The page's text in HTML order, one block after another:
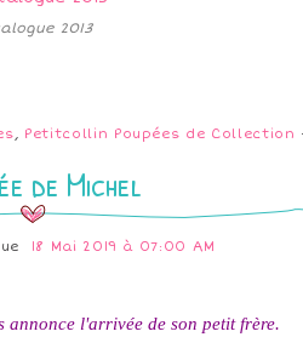
2013
, Petitcollin Poupées de Collection
de Michel
18 Mai 2019 à 07:00 AM
annonce l'arrivée de son petit frère.